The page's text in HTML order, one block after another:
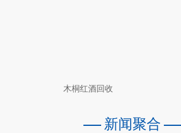
木桐红酒回收
新闻聚合